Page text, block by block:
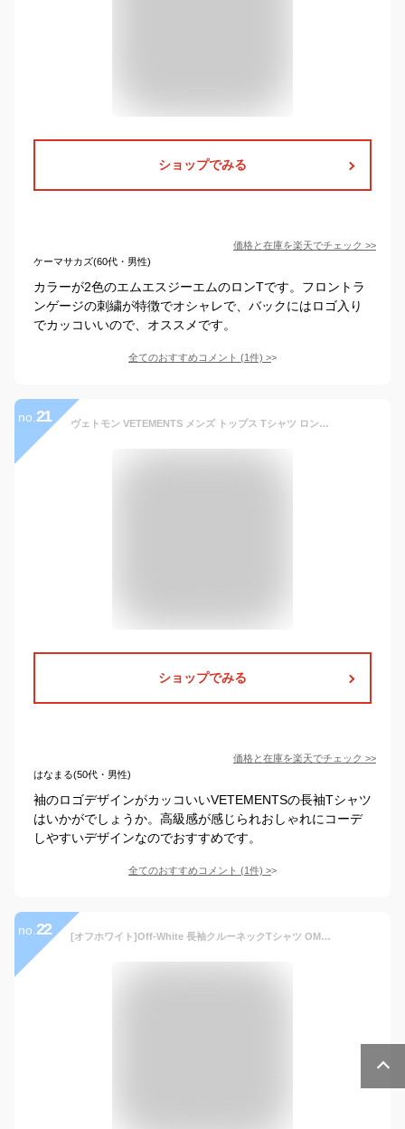
ショップでみる
価格と在庫を楽天でチェック >>
ケーマサカズ(60代・男性)
カラーが2色のエムエスジーエムのロンTです。フロントラ
ンゲージの刺繍が特徴でオシャレで、バックにはロゴ入り
でカッコいいので、オススメです。
全てのおすすめコメント (1件) >
no. 21 ヴェトモン VETEMENTS メンズ トップス Tシャツ ロンT 長袖 ロゴ ※同デザインで白もあり スリーブ部分ロゴプリント バックネック部分VETEMENTS刺繍ロゴ ロングTシャツ ブラック UA53LS100B 1604 BLACK (R79200) 222 2022年秋冬新作 【送料無料】 【smtb-TK】
ショップでみる
価格と在庫を楽天でチェック >>
はなまる(50代・男性)
袖のロゴデザインがカッコいいVETEMENTSの長袖Tシャツ
はいかがでしょうか。高級感が感じられおしゃれにコーデ
しやすいデザインなのでおすすめです。
全てのおすすめコメント (1件) >
no. 22 [オフホワイト]Off-White 長袖クルーネックTシャツ OMAB001S21JER008 メンズ 1010 BLACK/BLACK sizeS [並行輸入品]